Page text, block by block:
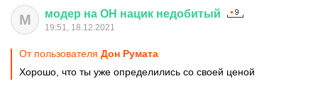
М модер на ОН нацик недобитый
19:51, 18.12.2021
От пользователя Дон Руматa
Хорошо, что ты уже определились со своей ценой